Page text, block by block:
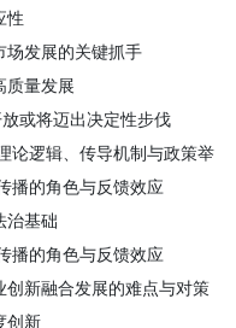
性
场发展的关键抓手
质量发展
或将迈出决定性步伐
论逻辑、传导机制与政策举
播的角色与反馈效应
治基础
播的角色与反馈效应
新融合发展的难点与对策
创新